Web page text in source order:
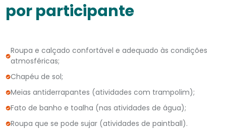
por participante
Roupa e calçado confortável e adequado às condições
atmosféricas;
Chapéu de sol;
Meias antiderrapantes (atividades com trampolim);
Fato de banho e toalha (nas atividades de água);
Roupa que se pode sujar (atividades de paintball).